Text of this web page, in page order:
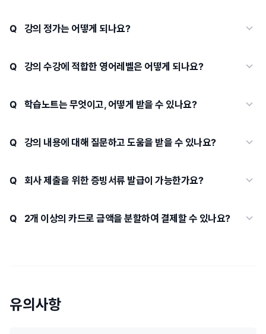
강의 정가는 어떻게 되나요?
추가 제공)
강의 수강에 적합한 영어레벨은 어떻게 되나요?
정확하게 구사하고 유용한 표현을 학습하고 싶으셨던 분께
들으면 알겠고, 보면 해석이 되는데 말이 안나온다면 바로
학습노트는 무엇이고, 어떻게 받을 수 있나요?
정리한 PDF 파일로 '내 강의실'에서 다운로드 받으실 수
강의 내용에 대해 질문하고 도움을 받을 수 있나요?
질의응답이 가능하여 서로의 지식을 공유할 수 있습니다. 또한 각
가능하며, 미션 내용을 커뮤니티에 업로드하여 인증하면 미션별
회사 제출을 위한 증빙서류 발급이 가능한가요?
수강확인증 등의 증빙서류는 스터디파이 고객센터
2개 이상의 카드로 금액을 분할하여 결제할 수 있나요?
유의사항